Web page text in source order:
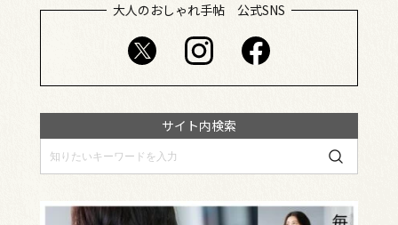
大人のおしゃれ手帖 公式SNS
サイト内検索